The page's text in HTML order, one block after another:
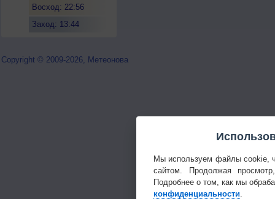
Восход: 22:56
Заход: 13:44
Copyright © 2009-2026, Метеонова
Мы используем файлы cookie,
сайтом. Продолжая
Подробнее о том, как мы
конфиденциальности.